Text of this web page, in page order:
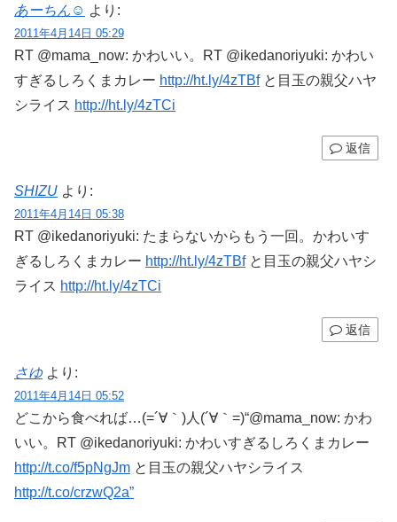
あーちん☺ より:
2011年4月14日 05:29
RT @mama_now: かわいい。RT @ikedanoriyuki: かわい
すぎるしろくまカレー http://ht.ly/4zTBfと目玉の親父ハヤ
シライス http://ht.ly/4zTCi
返信
SHIZU より:
2011年4月14日 05:38
RT @ikedanoriyuki: たまらないからもう一回。かわいす
ぎるしろくまカレー http://ht.ly/4zTBfと目玉の親父ハヤシ
ライス http://ht.ly/4zTCi
返信
さゆ より:
2011年4月14日 05:52
どこから食べれば…(=´∀｀)人(´∀｀=)“@mama_now: かわ
いい。RT @ikedanoriyuki: かわいすぎるしろくまカレー
http://t.co/f5pNgJm と目玉の親父ハヤシライス
http://t.co/crzwQ2a”